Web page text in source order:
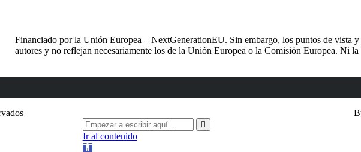
Financiado por la Unión Europea – NextGenerationEU. Sin embargo, los puntos de vista
autores y no reflejan necesariamente los de la Unión Europea o la Comisión Europea. Ni
Ir al contenido
Abrir